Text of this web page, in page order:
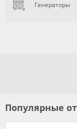
Генераторы
Популярные